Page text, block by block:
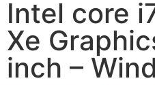
Intel core
Xe
inch –